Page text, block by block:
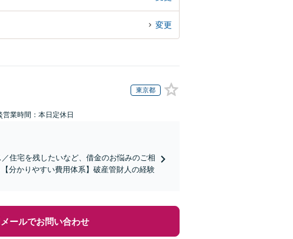
変更
東京都
営業時間：本日定休日
住宅を残したいなど、借金のお悩みのご相
分かりやすい費用体系】破産管財人の経験
メールでお問い合わせ